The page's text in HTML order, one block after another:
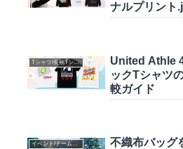
ナルプリント
Tシャツ/長袖Tシャツ
United Athle
ックTシャツ
較ガイド
イベント/チームウェア
不織布バッグ